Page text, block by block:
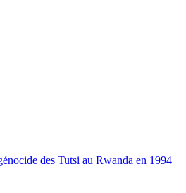
des Tutsi au Rwanda en 1994